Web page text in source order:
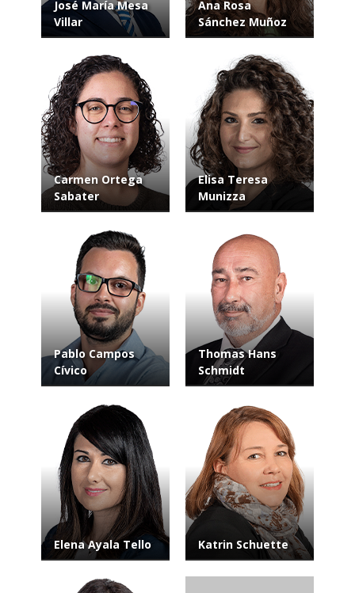
José María Mesa
Villar
Ana Rosa
Sánchez Muñoz
Carmen Ortega
Sabater
Elisa Teresa
Munizza
Pablo Campos
Cívico
Thomas Hans
Schmidt
Elena Ayala Tello Katrin Schuette